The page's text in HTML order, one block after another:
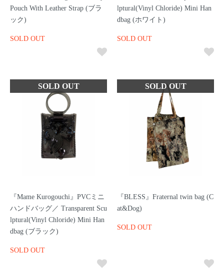
Pouch With Leather Strap (ブラ
ック)
SOLD OUT
lptural(Vinyl Chloride) Mini Han
dbag (ホワイト)
SOLD OUT
『Mame Kurogouchi』PVCミニ
ハンドバッグ／ Transparent Scu
lptural(Vinyl Chloride) Mini Han
dbag (ブラック)
SOLD OUT
『BLESS』Fraternal twin bag (C
at&Dog)
SOLD OUT